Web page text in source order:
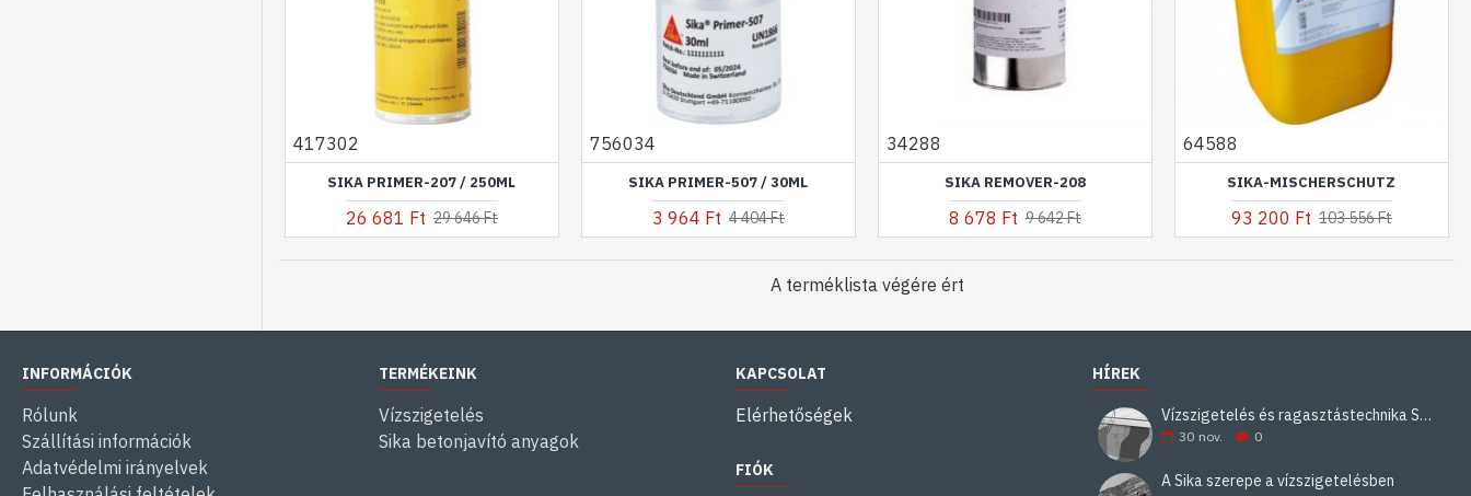
417302
SIKA PRIMER-207 / 250ML
26 681 Ft 29 646 Ft
756034
SIKA PRIMER-507 / 30ML
3 964 Ft 4 404 Ft
34288
SIKA REMOVER-208
8 678 Ft 9 642 Ft
64588
SIKA-MISCHERSCHUTZ
93 200 Ft 103 556 Ft
A terméklista végére ért
INFORMÁCIÓK
Rólunk
Szállítási információk
Adatvédelmi irányelvek
TERMÉKEINK
Vízszigetelés
Sika betonjavító anyagok
KAPCSOLAT
Elérhetőségek
FIÓK
HÍREK
Vízszigetelés és ragasztástechnika Sika minőségben
30 nov. 0
A Sika szerepe a vízszigetelésben